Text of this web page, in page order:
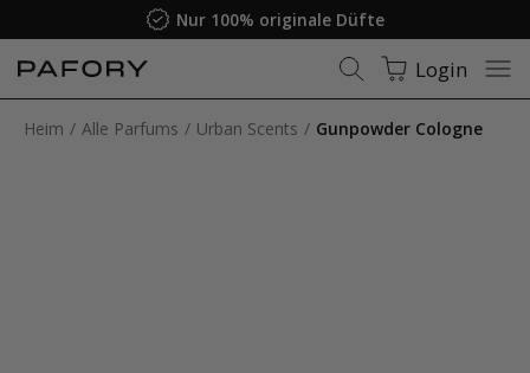
Nur 100% originale Düfte
Login
Heim Alle Parfums Urban Scents Gunpowder Cologne